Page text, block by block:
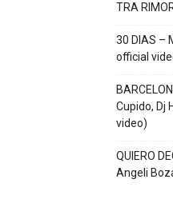
TRA
30 DIAS –
official
Cupido, Dj
video)
QUIERO
Angeli